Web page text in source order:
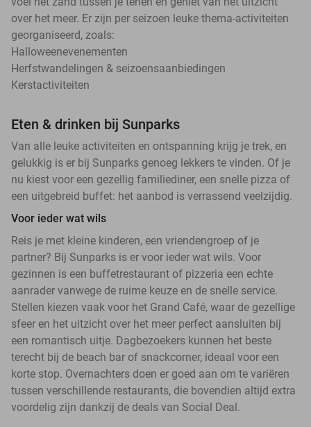
over het meer. Er zijn per seizoen leuke thema-activiteiten
georganiseerd, zoals:
Halloweenevenementen
Herfstwandelingen & seizoensaanbiedingen
Kerstactiviteiten
Eten & drinken bij Sunparks
Van alle leuke activiteiten en ontspanning krijg je trek, en
gelukkig is er bij Sunparks genoeg lekkers te vinden. Of je
nu kiest voor een gezellig familiediner, een snelle pizza of
een uitgebreid buffet: het aanbod is verrassend veelzijdig.
Voor ieder wat wils
Reis je met kleine kinderen, een vriendengroep of je
partner? Bij Sunparks is er voor ieder wat wils. Voor
gezinnen is een buffetrestaurant of pizzeria een echte
aanrader vanwege de ruime keuze en de snelle service.
Stellen kiezen vaak voor het Grand Café, waar de gezellige
sfeer en het uitzicht over het meer perfect aansluiten bij
een romantisch uitje. Dagbezoekers kunnen het beste
terecht bij de beach bar of snackcorner, ideaal voor een
korte stop. Overnachters doen er goed aan om te variëren
tussen verschillende restaurants, die bovendien altijd extra
voordelig zijn dankzij de deals van Social Deal.